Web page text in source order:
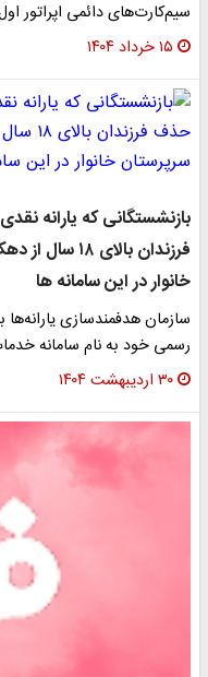
سیم‌کارت‌های دائمی اپراتور اول تلفن
۱۵ خرداد ۱۴۰۴
بازنشستگانی که یارانه
فرزندان
خانوار در این سامانه ها
سازمان هدفمندسازی
رسمی خود به نام سامانه
۳۰ اردیبهشت ۱۴۰۴